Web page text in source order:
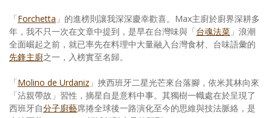
「Forchetta 」的進榜則讓我深深慶幸歡喜。Max主廚於廚界深耕多
年，我不只一次在文章中提到，是早在台灣味與「台魂法菜 」浪潮
全面崛起之前，就已率先在料理中大量融入台灣食材、台味語彙的
先鋒主廚之一，入榜實至名歸。
「Molino de Urdaniz 」挾西班牙二星光芒來台落腳，依米其林向來
「沾親帶故」習性，摘星自是意料中事。其獨樹一幟處在於呈現了
西班牙自分子廚藝席捲全球後一路演化至今的思維與技法脈絡，是